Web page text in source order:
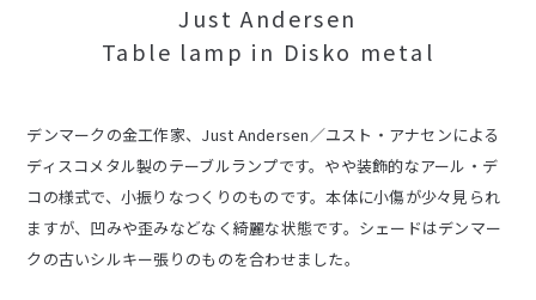
Just Andersen
Table lamp in Disko metal
デンマークの金工作家、Just Andersen／ユスト・アナセンによる
ディスコメタル製のテーブルランプです。やや装飾的なアール・デ
コの様式で、小振りなつくりのものです。本体に小傷が少々見られ
ますが、凹みや歪みなどなく綺麗な状態です。シェードはデンマー
クの古いシルキー張りのものを合わせました。